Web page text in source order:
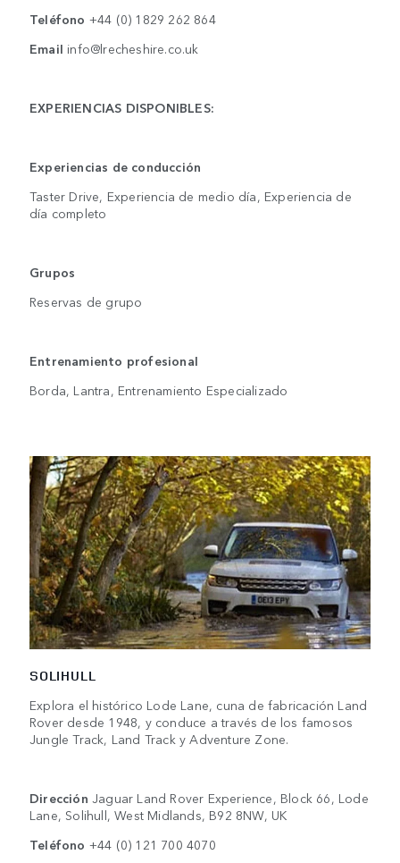
Teléfono +44 (0) 1829 262 864
Email info@lrecheshire.co.uk
EXPERIENCIAS DISPONIBLES:
Experiencias de conducción
Taster Drive, Experiencia de medio día, Experiencia de
día completo
Grupos
Reservas de grupo
Entrenamiento profesional
Borda, Lantra, Entrenamiento Especializado
SOLIHULL
Explora el histórico Lode Lane, cuna de fabricación Land
Rover desde 1948, y conduce a través de los famosos
Jungle Track, Land Track y Adventure Zone.
Dirección Jaguar Land Rover Experience, Block 66, Lode
Lane, Solihull, West Midlands, B92 8NW, UK
Teléfono +44 (0) 121 700 4070